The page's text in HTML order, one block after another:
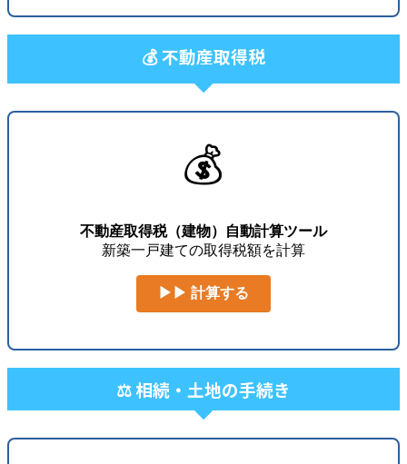
💰 不動産取得税
💰
不動産取得税（建物）自動計算ツール
新築一戸建ての取得税額を計算
▶▶ 計算する
⚖️ 相続・土地の手続き